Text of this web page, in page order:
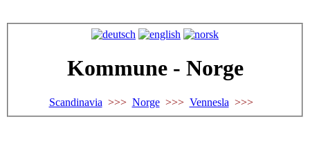
Kommune - Norge
Scandinavia >>> Norge>>> Vennesla